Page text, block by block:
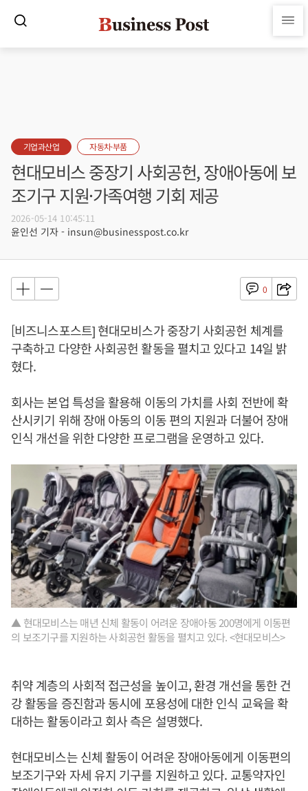
기업과산업 자동차·부품
현대모비스 중장기 사회공헌, 장애아동에 보
조기구 지원·가족여행 기회 제공
2026-05-14 10:45:11
윤인선 기자 - insun@businesspost.co.kr
0
[비즈니스포스트] 현대모비스가 중장기 사회공헌 체계를
구축하고 다양한 사회공헌 활동을 펼치고 있다고 14일 밝
혔다.
회사는 본업 특성을 활용해 이동의 가치를 사회 전반에 확
산시키기 위해 장애 아동의 이동 편의 지원과 더불어 장애
인식 개선을 위한 다양한 프로그램을 운영하고 있다.
▲ 현대모비스는 매년 신체 활동이 어려운 장애아동 200명에게 이동편
의 보조기구를 지원하는 사회공헌 활동을 펼치고 있다. <현대모비스>
취약 계층의 사회적 접근성을 높이고, 환경 개선을 통한 건
강 활동을 증진함과 동시에 포용성에 대한 인식 교육을 확
대하는 활동이라고 회사 측은 설명했다.
현대모비스는 신체 활동이 어려운 장애아동에게 이동편의
보조기구와 자세 유지 기구를 지원하고 있다. 교통약자인